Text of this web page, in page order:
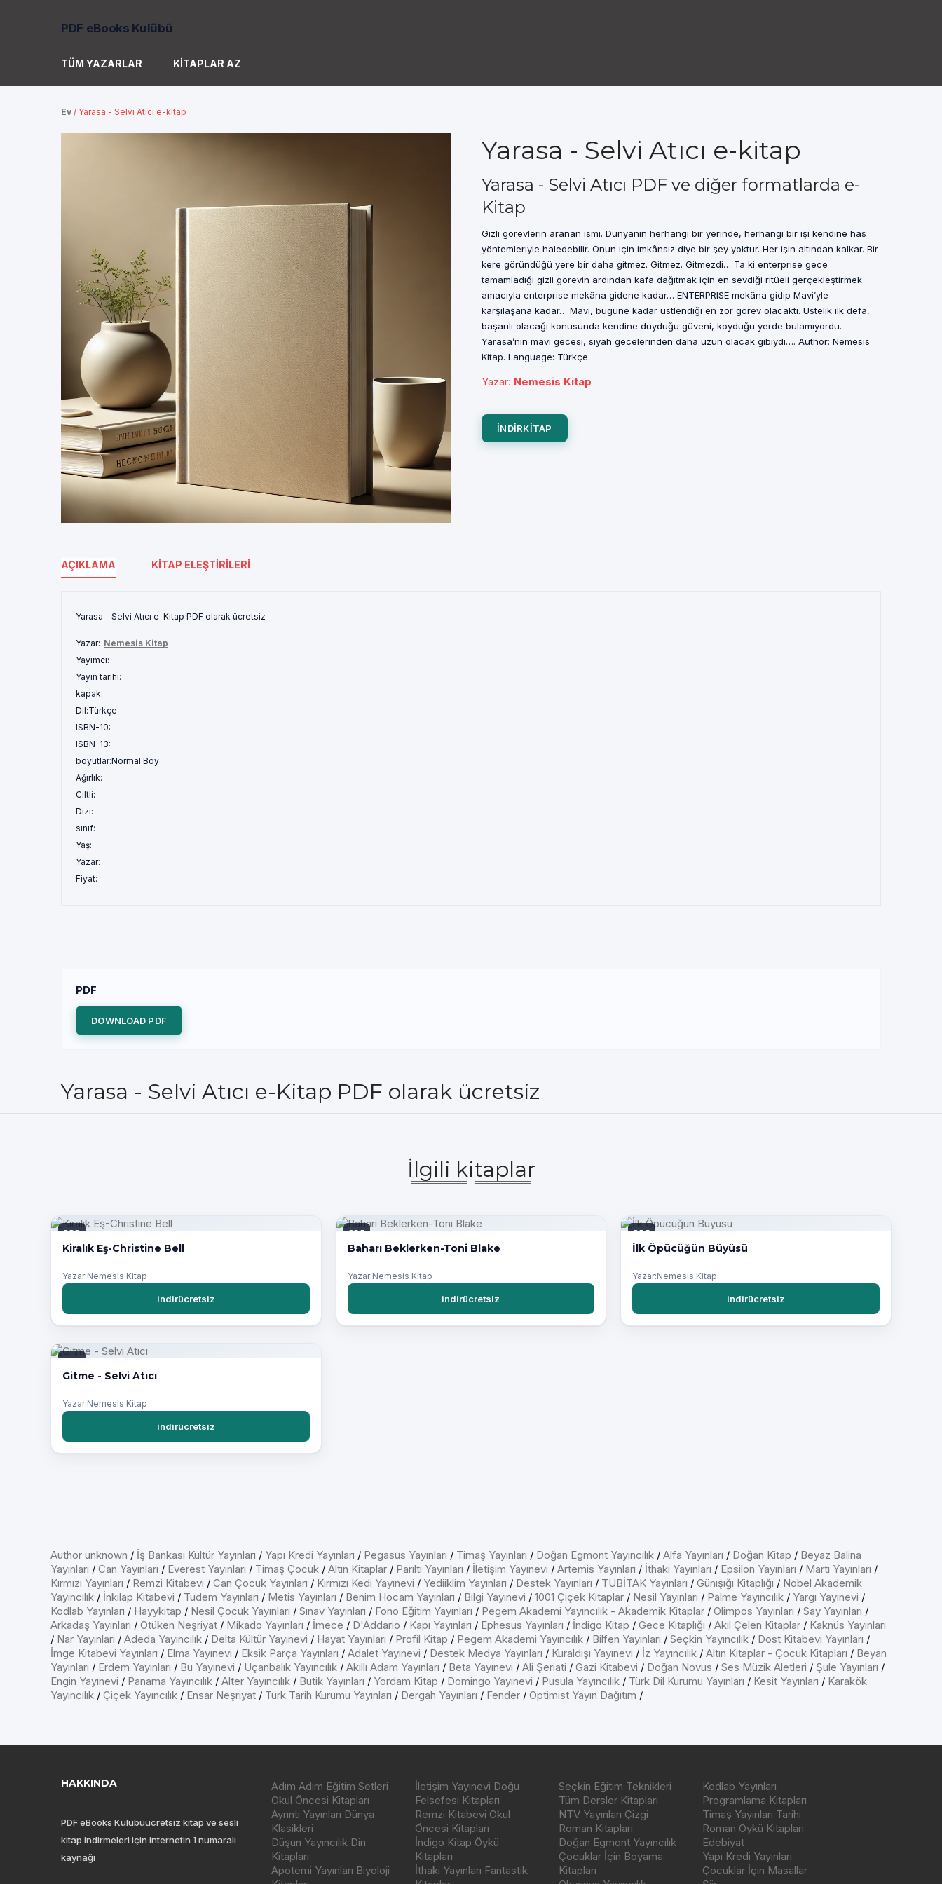
PDF eBooks Kulübü
TÜM YAZARLAR KITAPLAR AZ
Ev / Yarasa - Selvi Atıcı e-kitap
Yarasa - Selvi Atıcı e-kitap
Yarasa - Selvi Atıcı PDF ve diğer formatlarda e-
Kitap
Gizli görevlerin aranan ismi. Dünyanın herhangi bir yerinde, herhangi bir işi kendine has
yöntemleriyle haledebilir. Onun için imkânsız diye bir şey yoktur. Her işin altından kalkar. Bir
kere göründüğü yere bir daha gitmez. Gitmez. Gitmezdi… Ta ki enterprise gece
tamamladığı gizli görevin ardından kafa dağıtmak için en sevdiği ritüeli gerçekleştirmek
amacıyla enterprise mekâna gidene kadar… ENTERPRISE mekâna gidip Mavi’yle
karşılaşana kadar… Mavi, bugüne kadar üstlendiği en zor görev olacaktı. Üstelik ilk defa,
başarılı olacağı konusunda kendine duyduğu güveni, koyduğu yerde bulamıyordu.
Yarasa’nın mavi gecesi, siyah gecelerinden daha uzun olacak gibiydi…. Author: Nemesis
Kitap. Language: Türkçe.
Yazar: Nemesis Kitap
INDIRKITAP
AÇIKLAMA KITAP ELEŞTIRILERI
Yarasa - Selvi Atıcı e-Kitap PDF olarak ücretsiz
Yazar: Nemesis Kitap
Yayımcı:
Yayın tarihi:
kapak:
Dil:Türkçe
ISBN-10:
ISBN-13:
boyutlar:Normal Boy
Ağırlık:
Ciltli:
Dizi:
sınıf:
Yaş:
Yazar:
Fiyat:
PDF
DOWNLOAD PDF
Yarasa - Selvi Atıcı e-Kitap PDF olarak ücretsiz
İlgili kitaplar
PDF
Kiralık Eş-Christine Bell
Yazar:Nemesis Kitap
indirücretsiz
PDF
Baharı Beklerken-Toni Blake
Yazar:Nemesis Kitap
indirücretsiz
PDF
İlk Öpücüğün Büyüsü
Yazar:Nemesis Kitap
indirücretsiz
PDF
Gitme - Selvi Atıcı
Yazar:Nemesis Kitap
indirücretsiz
Author unknown / İş Bankası Kültür Yayınları / Yapı Kredi Yayınları / Pegasus Yayınları / Timaş Yayınları / Doğan Egmont Yayıncılık / Alfa Yayınları / Doğan Kitap / Beyaz Balina
Yayınları / Can Yayınları / Everest Yayınları / Timaş Çocuk / Altın Kitaplar / Parıltı Yayınları / İletişim Yayınevi / Artemis Yayınları / İthaki Yayınları / Epsilon Yayınları / Martı Yayınları /
Kırmızı Yayınları / Remzi Kitabevi / Can Çocuk Yayınları / Kırmızı Kedi Yayınevi / Yediiklim Yayınları / Destek Yayınları / TÜBİTAK Yayınları / Günışığı Kitaplığı / Nobel Akademik
Yayıncılık / İnkılap Kitabevi / Tudem Yayınları / Metis Yayınları / Benim Hocam Yayınları / Bilgi Yayınevi / 1001 Çiçek Kitaplar / Nesil Yayınları / Palme Yayıncılık / Yargı Yayınevi /
Kodlab Yayınları / Hayykitap / Nesil Çocuk Yayınları / Sınav Yayınları / Fono Eğitim Yayınları / Pegem Akademi Yayıncılık - Akademik Kitaplar / Olimpos Yayınları / Say Yayınları /
Arkadaş Yayınları / Ötüken Neşriyat / Mikado Yayınları / İmece / D'Addario / Kapı Yayınları / Ephesus Yayınları / İndigo Kitap / Gece Kitaplığı / Akıl Çelen Kitaplar / Kaknüs Yayınları
/ Nar Yayınları / Adeda Yayıncılık / Delta Kültür Yayınevi / Hayat Yayınları / Profil Kitap / Pegem Akademi Yayıncılık / Bilfen Yayınları / Seçkin Yayıncılık / Dost Kitabevi Yayınları /
İmge Kitabevi Yayınları / Elma Yayınevi / Eksik Parça Yayınları / Adalet Yayınevi / Destek Medya Yayınları / Kuraldışı Yayınevi / İz Yayıncılık / Altın Kitaplar - Çocuk Kitapları / Beyan
Yayınları / Erdem Yayınları / Bu Yayınevi / Uçanbalık Yayıncılık / Akıllı Adam Yayınları / Beta Yayınevi / Ali Şeriati / Gazi Kitabevi / Doğan Novus / Ses Müzik Aletleri / Şule Yayınları /
Engin Yayınevi / Panama Yayıncılık / Alter Yayıncılık / Butik Yayınları / Yordam Kitap / Domingo Yayınevi / Pusula Yayıncılık / Türk Dil Kurumu Yayınları / Kesit Yayınları / Karakök
Yayıncılık / Çiçek Yayıncılık / Ensar Neşriyat / Türk Tarih Kurumu Yayınları / Dergah Yayınları / Fender / Optimist Yayın Dağıtım /
HAKKINDA
PDF eBooks Kulübüücretsiz kitap ve sesli
kitap indirmeleri için internetin 1 numaralı
kaynağı
Adım Adım Eğitim Setleri
Okul Öncesi Kitapları
Ayrıntı Yayınları Dünya
Klasikleri
Düşün Yayıncılık Din
Kitapları
Apotemi Yayınları Biyoloji
İletişim Yayınevi Doğu
Felsefesi Kitapları
Remzi Kitabevi Okul
Öncesi Kitapları
İndigo Kitap Öykü
Kitapları
İthaki Yayınları Fantastik
Seçkin Eğitim Teknikleri
Tüm Dersler Kitapları
NTV Yayınları Çizgi
Roman Kitapları
Doğan Egmont Yayıncılık
Çocuklar İçin Boyama
Kitapları
Kodlab Yayınları
Programlama Kitapları
Timaş Yayınları Tarihi
Roman Öykü Kitapları
Edebiyat
Yapı Kredi Yayınları
Çocuklar İçin Masallar